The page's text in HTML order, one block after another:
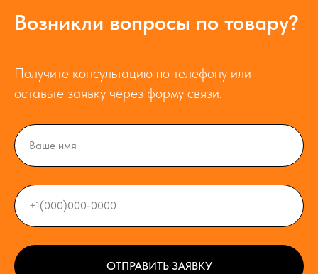
Возникли вопросы по товару?
Получите консультацию по телефону или
оставьте заявку через форму связи.
ОТПРАВИТЬ ЗАЯВКУ